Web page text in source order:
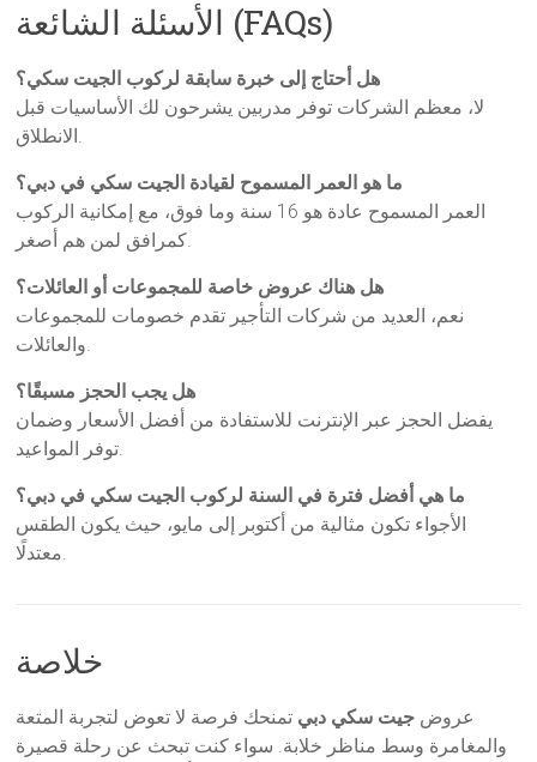
الأسئلة الشائعة (FAQs)
هل أحتاج إلى خبرة سابقة لركوب الجيت سكي؟
لا، معظم الشركات توفر مدربين يشرحون لك الأساسيات قبل
الانطلاق.
ما هو العمر المسموح لقيادة الجيت سكي في دبي؟
العمر المسموح عادة هو 16 سنة وما فوق، مع إمكانية الركوب
كمرافق لمن هم أصغر.
هل هناك عروض خاصة للمجموعات أو العائلات؟
نعم، العديد من شركات التأجير تقدم خصومات للمجموعات
والعائلات.
هل يجب الحجز مسبقًا؟
يفضل الحجز عبر الإنترنت للاستفادة من أفضل الأسعار وضمان
توفر المواعيد.
ما هي أفضل فترة في السنة لركوب الجيت سكي في دبي؟
الأجواء تكون مثالية من أكتوبر إلى مايو، حيث يكون الطقس
معتدلًا.
خلاصة
عروض جيت سكي دبي تمنحك فرصة لا تعوض لتجربة المتعة
والمغامرة وسط مناظر خلابة. سواء كنت تبحث عن رحلة قصيرة